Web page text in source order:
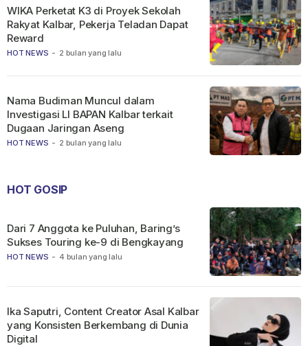
HOT NEWS - 2 bulan yang lalu
WIKA Perketat K3 di Proyek Sekolah
Rakyat Kalbar, Pekerja Teladan Dapat
Reward
HOT NEWS - 2 bulan yang lalu
Nama Budiman Muncul dalam
Investigasi LI BAPAN Kalbar terkait
Dugaan Jaringan Aseng
HOT GOSIP
HOT NEWS - 4 bulan yang lalu
Dari 7 Anggota ke Puluhan, Baring’s
Sukses Touring ke-9 di Bengkayang
Ika Saputri, Content Creator Asal Kalbar
yang Konsisten Berkembang di Dunia
Digital